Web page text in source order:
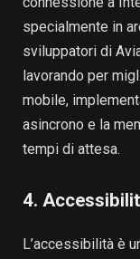
specialmente in
sviluppatori di
lavorando per
mobile,
asincrono e la
tempi di attesa.
4.
L’accessibilità è